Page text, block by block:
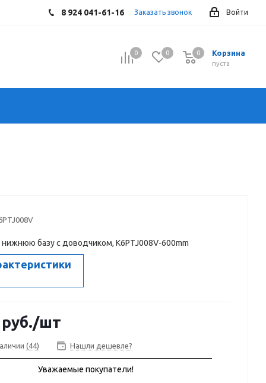
Войти
8 924 041-61-16 Заказать звонок
0 0 Корзина
0
пуста
0
базу с доводчиком, K6PTJ008V-600mm
руб./шт
(44) Нашли дешевле?
Уважаемые покупатели!